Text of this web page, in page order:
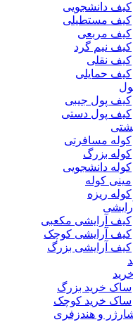
کیف دانشجویی
کیف مستطیلی
کیف مربعی
کیف نیم گرد
کیف نقلی
کیف حمایلی
کیف پول جیبی
کیف پول دستی
کوله مسافرتی
کوله بزرگ
کوله دانشجویی
مینی کوله
کوله ریزه
کیف آرایشی مکعبی
کیف آرایشی کوچک
کیف آرایشی بزرگ
ساک خرید بزرگ
ساک خرید کوچک
و هندزفری